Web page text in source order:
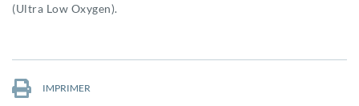
(Ultra Low Oxygen).
IMPRIMER